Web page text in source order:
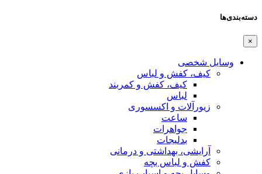
دسته‌بندی‌ها
×
وسایل شخصی
کیف، کفش و لباس
کیف، کفش و کمربند
لباس
زیورآلات و اکسسوری
ساعت
جواهرات
بدلیجات
آرایشی، بهداشتی و درمانی
کفش و لباس بچه